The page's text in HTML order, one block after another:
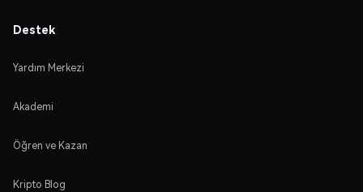
Destek
Yardım Merkezi
Akademi
Öğren ve Kazan
Kripto Blog